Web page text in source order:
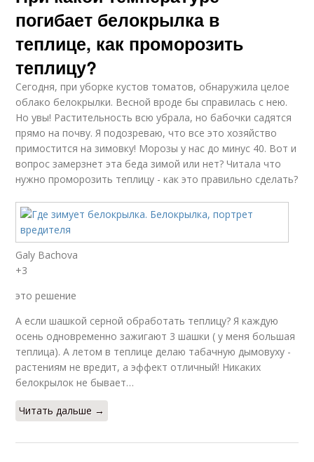
погибает белокрылка в
теплице, как проморозить
теплицу?
Сегодня, при уборке кустов томатов, обнаружила целое
облако белокрылки. Весной вроде бы справилась с нею.
Но увы! Растительность всю убрала, но бабочки садятся
прямо на почву. Я подозреваю, что все это хозяйство
примостится на зимовку! Морозы у нас до минус 40. Вот и
вопрос замерзнет эта беда зимой или нет? Читала что
нужно проморозить теплицу - как это правильно сделать?
Galy Bachova
+3
это решение
А если шашкой серной обработать теплицу? Я каждую
осень одновременно зажигают 3 шашки ( у меня большая
теплица). А летом в теплице делаю табачную дымовуху -
растениям не вредит, а эффект отличный! Никаких
белокрылок не бывает…
Читать дальше →